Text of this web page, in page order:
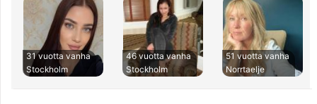
31 vuotta vanha
Stockholm
46 vuotta vanha
Stockholm
51 vuotta vanha
Norrtaelje